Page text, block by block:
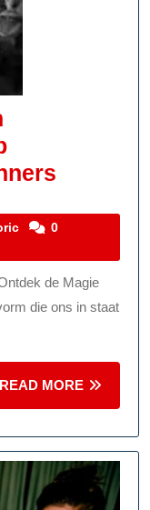
Magie
Voor
kemmelhistoric
0
die ons in staat
READ MORE
MORE